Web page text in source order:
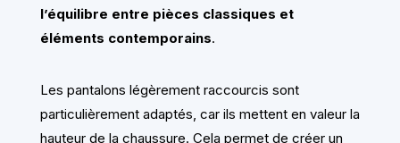
l’équilibre entre pièces classiques et
éléments contemporains.
Les pantalons légèrement raccourcis sont
particulièrement adaptés, car ils mettent en valeur la
hauteur de la chaussure. Cela permet de créer un